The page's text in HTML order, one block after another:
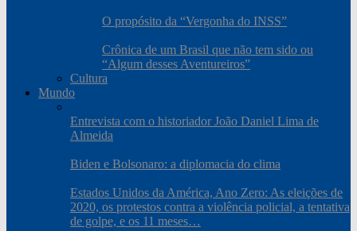
O propósito da “Vergonha do INSS”
Crônica de um Brasil que não tem sido ou
“Algum desses Aventureiros”
Cultura
Mundo
Entrevista com o historiador João Daniel Lima de
Almeida
Biden e Bolsonaro: a diplomacia do clima
Estados Unidos da América, Ano Zero: As eleições de
2020, os protestos contra a violência policial, a tentativa
de golpe, e os 11 meses…